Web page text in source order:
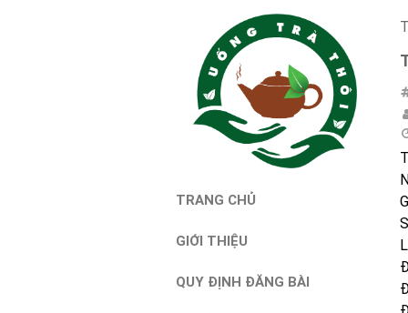
TRANG CHỦ
GIỚI THIỆU
QUY ĐỊNH ĐĂNG BÀI